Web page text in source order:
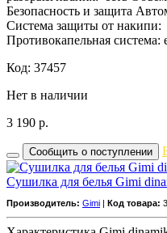
Безопасность и защита
Система защиты от накипи:
Противокапельная система:
Код: 37457
Нет в наличии
3 190 р.
Сообщить о поступлении
Сушилка для белья Gimi
Производитель: Gimi | Код товара: